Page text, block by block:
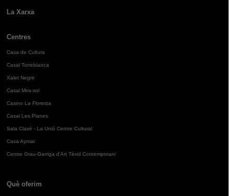
La Xarxa
Centres
Casa de Cultura
Casal Torreblanca
Xalet Negre
Casal Mira-sol
Casino La Floresta
Casal Les Planes
Sala Clavé - La Unió Centre Cultural
Casa Aymat
Centre Grau-Garriga d'Art Tèxtil Contemporani
Què oferim